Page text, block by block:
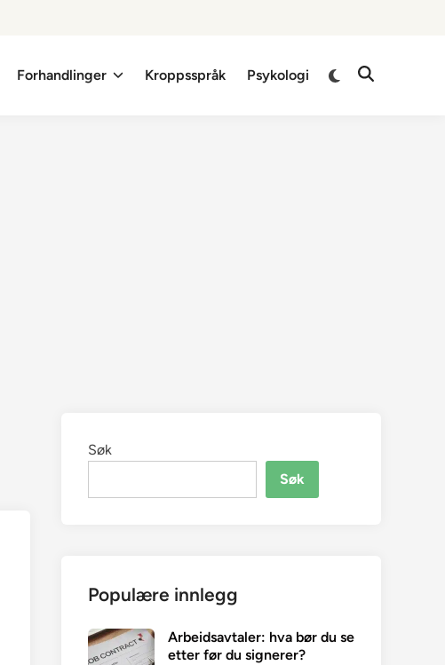
Forhandlinger Kroppsspråk Psykologi
Switch
Open
Søk
Søk
Populære innlegg
Arbeidsavtaler: hva bør du se
etter før du signerer?